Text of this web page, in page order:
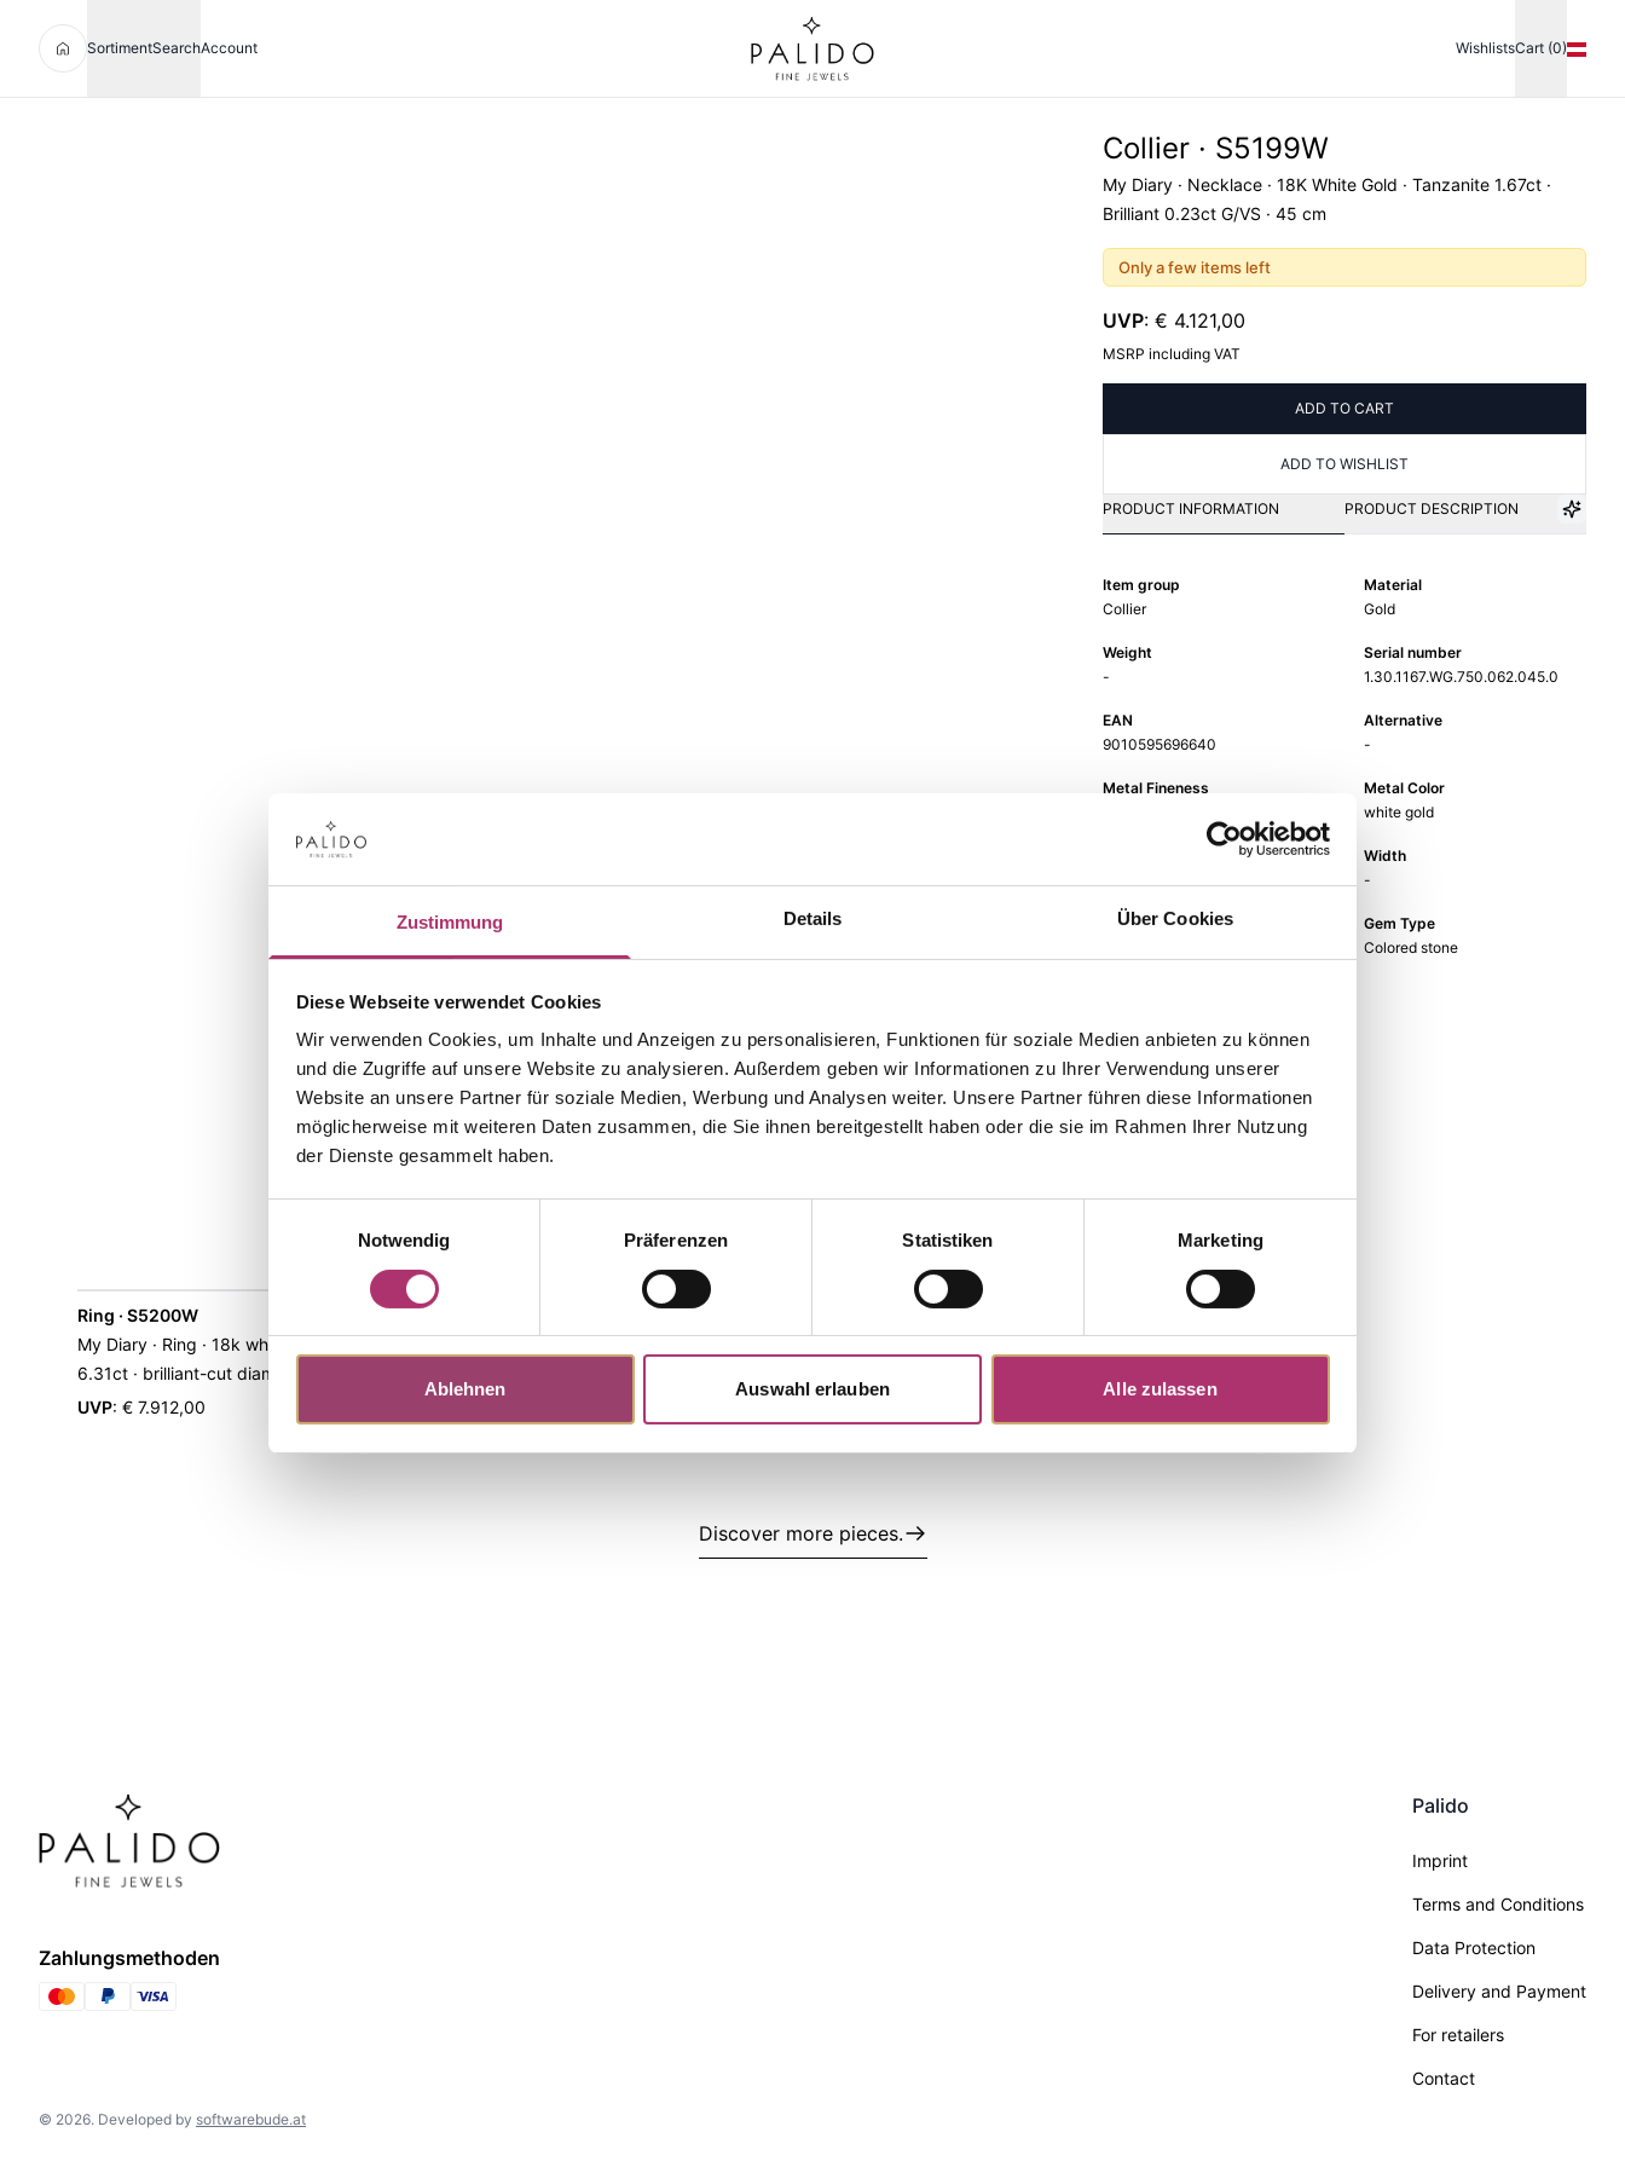
Zustimmung Details Über Cookies
Diese Webseite verwendet Cookies
Wir verwenden Cookies, um Inhalte und Anzeigen zu personalisieren, Funktionen für soziale Medien anbieten zu können
und die Zugriffe auf unsere Website zu analysieren. Außerdem geben wir Informationen zu Ihrer Verwendung unserer
Website an unsere Partner für soziale Medien, Werbung und Analysen weiter. Unsere Partner führen diese Informationen
möglicherweise mit weiteren Daten zusammen, die Sie ihnen bereitgestellt haben oder die sie im Rahmen Ihrer Nutzung
der Dienste gesammelt haben.
Notwendig
Präferenzen Statistiken Marketing
Ablehnen Auswahl erlauben Alle zulassen
SortimentSearchAccount WishlistsCart (0)
Collier · S5199W
My Diary · Necklace · 18K White Gold · Tanzanite 1.67ct ·
Brilliant 0.23ct G/VS · 45 cm
Only a few items left
UVP: € 4.121,00
MSRP including VAT
ADD TO CART
ADD TO WISHLIST
PRODUCT INFORMATION PRODUCT DESCRIPTION
Item group
Collier
Material
Gold
Weight
-
Serial number
1.30.1167.WG.750.062.045.0
EAN
9010595696640
Alternative
-
Metal Fineness
Metal Color
white gold
Width
-
Gem Color
Gem Type
Colored stone
The matching pieces from this
Ring · S5200W
My Diary · Ring · 18k white gold · tanzanite
6.31ct · brilliant-cut diamond 0.21ct G/VS
UVP: € 7.912,00
0.49ct G/VS
Discover more pieces.
Zahlungsmethoden
Palido
Imprint
Terms and Conditions
Data Protection
Delivery and Payment
For retailers
Contact
© 2026. Developed by softwarebude.at